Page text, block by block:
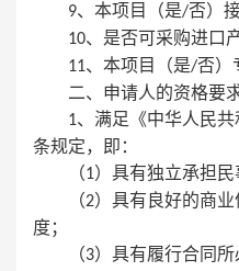
9、本项目（是/否）
10、是否可采购进口
11、本项目（是/否）
二、申请人的资格要
1、满足《中华人民
条规定，即：
（1）具有独立承担民
（2）具有良好的商
度；
（3）具有履行合同